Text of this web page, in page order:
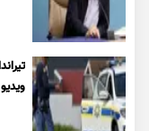
ویدیو